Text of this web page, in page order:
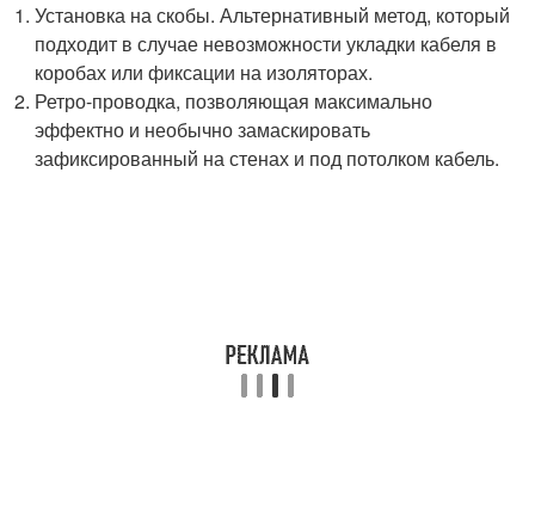
Установка на скобы. Альтернативный метод, который
подходит в случае невозможности укладки кабеля в
коробах или фиксации на изоляторах.
Ретро-проводка, позволяющая максимально
эффектно и необычно замаскировать
зафиксированный на стенах и под потолком кабель.